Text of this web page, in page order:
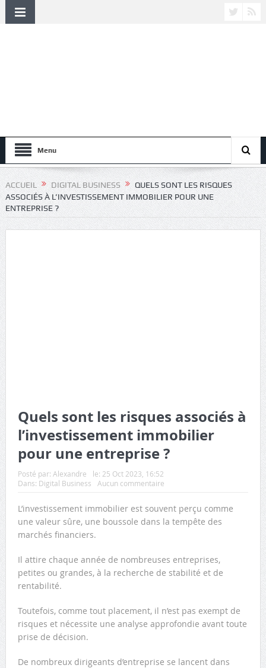
Menu
ACCUEIL DIGITAL BUSINESS
QUELS SONT LES RISQUES
ASSOCIÉS À L’INVESTISSEMENT IMMOBILIER POUR UNE
ENTREPRISE ?
Quels sont les risques associés à
l’investissement immobilier
pour une entreprise ?
Posté par: Alexandre le: 25 Oct 2023, 16:52
Dans: Digital Business Aucun commentaire
L’investissement immobilier est souvent perçu comme
une valeur sûre, une boussole dans la tempête des
marchés financiers.
Il attire chaque année de nombreuses entreprises,
petites ou grandes, à la recherche de stabilité et de
rentabilité.
Toutefois, comme tout placement, il n’est pas exempt de
risques et nécessite une analyse approfondie avant toute
prise de décision.
De nombreux dirigeants d’entreprise se lancent dans